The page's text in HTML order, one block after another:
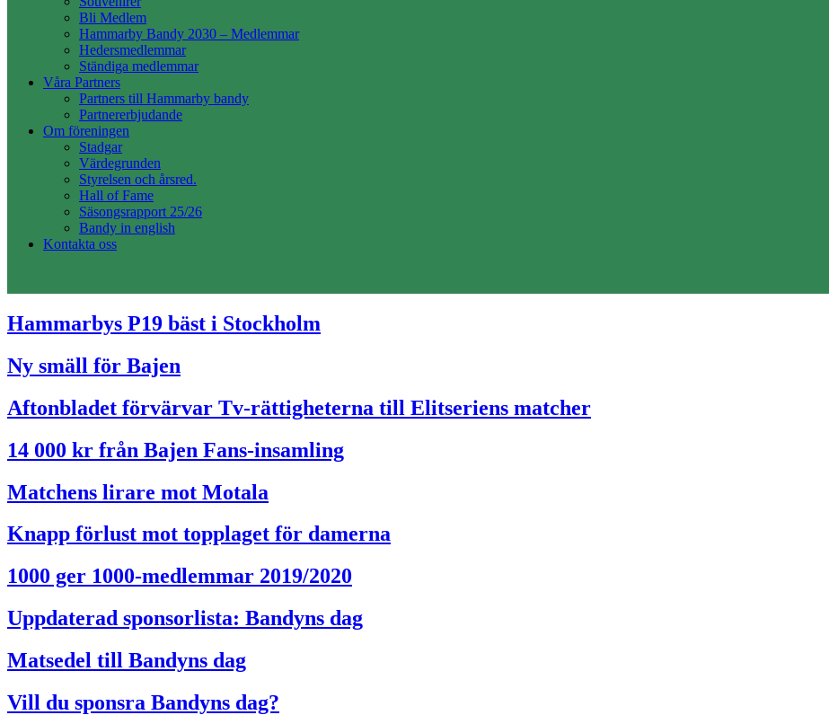
Bli Medlem
Hammarby Bandy 2030 – Medlemmar
Hedersmedlemmar
Ständiga medlemmar
Våra Partners
Partners till Hammarby bandy
Partnererbjudande
Om föreningen
Stadgar
Värdegrunden
Styrelsen och årsred.
Hall of Fame
Säsongsrapport 25/26
Bandy in english
Kontakta oss
Hammarbys P19 bäst i Stockholm
Ny smäll för Bajen
Aftonbladet förvärvar Tv-rättigheterna till Elitseriens matcher
14 000 kr från Bajen Fans-insamling
Matchens lirare mot Motala
Knapp förlust mot topplaget för damerna
1000 ger 1000-medlemmar 2019/2020
Uppdaterad sponsorlista: Bandyns dag
Matsedel till Bandyns dag
Vill du sponsra Bandyns dag?